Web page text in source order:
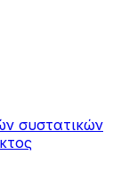
συστατικών